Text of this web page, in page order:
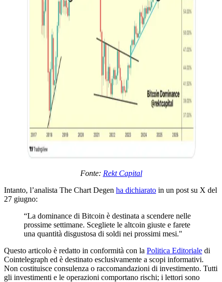
Fonte: Rekt Capital
Intanto, l’analista The Chart Degen ha dichiarato in un post su X del
27 giugno:
“La dominance di Bitcoin è destinata a scendere nelle
prossime settimane. Scegliete le altcoin giuste e farete
una quantità disgustosa di soldi nei prossimi mesi."
Questo articolo è redatto in conformità con la Politica Editoriale di
Cointelegraph ed è destinato esclusivamente a scopi informativi.
Non costituisce consulenza o raccomandazioni di investimento. Tutti
gli investimenti e le operazioni comportano rischi; i lettori sono